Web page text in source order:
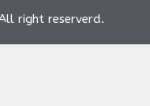
right reserverd.